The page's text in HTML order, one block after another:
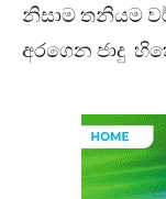
නිසාම තනියම
අරගෙන ජාදු